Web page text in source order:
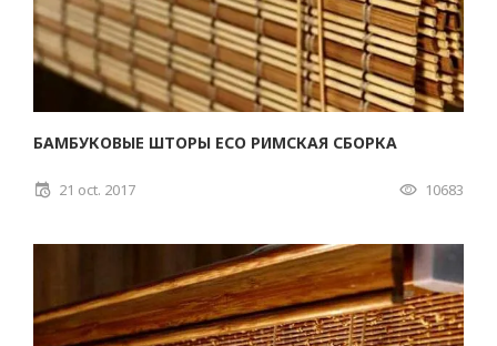
БАМБУКОВЫЕ ШТОРЫ ECO РИМСКАЯ СБОРКА
21 oct. 2017 10683